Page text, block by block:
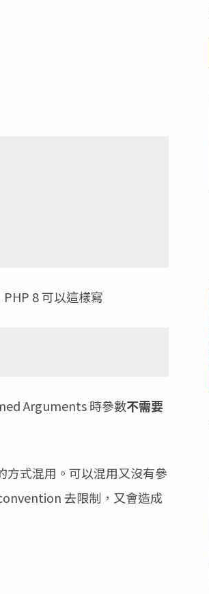
PHP 8 可以這樣寫
Arguments 時參數不需要
式混用。可以混用又沒有參
去限制，又會造成